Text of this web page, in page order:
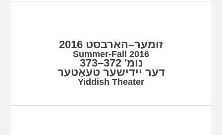
זומער–האַרבסט 2016
Summer-Fall 2016
נומ' 372–373
דער ייִדישער טעאַטער
Yiddish Theater